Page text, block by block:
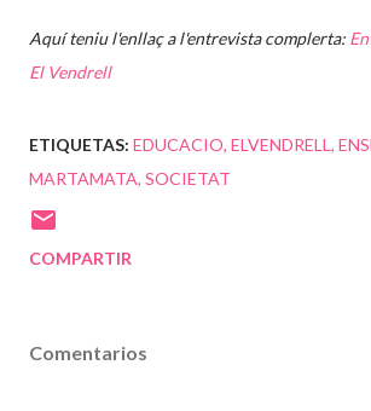
Aquí teniu l'enllaç a l'entrevista complerta:
El Vendrell
ETIQUETAS: EDUCACIO ELVENDRELL
MARTAMATA SOCIETAT
COMPARTIR
Comentarios